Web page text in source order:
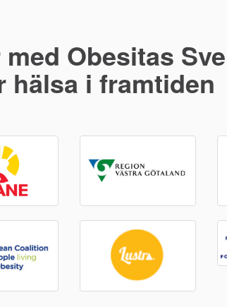
Obesitas
hälsa i framtiden